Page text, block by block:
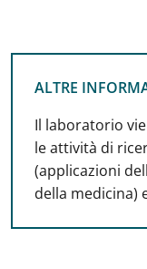
ALTRE
ALTRE
Il laboratorio
le attività di
(applicazioni
della medicina)